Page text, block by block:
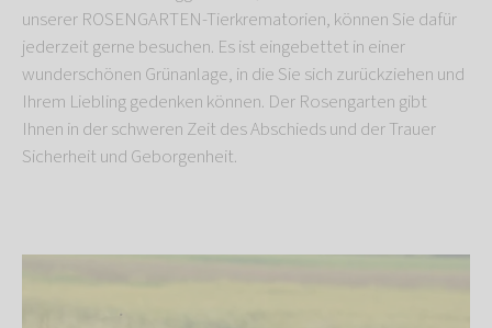
unserer ROSENGARTEN-Tierkrematorien, können Sie dafür
jederzeit gerne besuchen. Es ist eingebettet in einer
wunderschönen Grünanlage, in die Sie sich zurückziehen und
Ihrem Liebling gedenken können. Der Rosengarten gibt
Ihnen in der schweren Zeit des Abschieds und der Trauer
Sicherheit und Geborgenheit.